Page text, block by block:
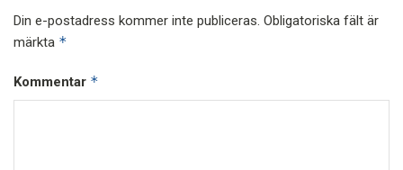
Din e-postadress kommer inte publiceras. Obligatoriska fält är
märkta *
Kommentar *